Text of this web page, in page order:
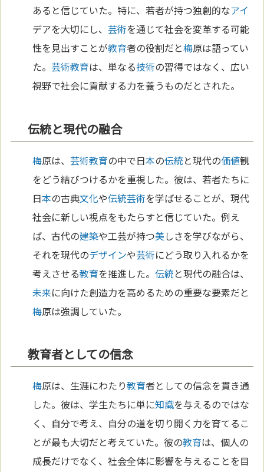
あると信じていた。特に、若者が持つ独創的なアイ
デアを大切にし、芸術を通じて社会を変革する可能
性を見出すことが教育者の役割だと梅原は語ってい
た。芸術教育は、単なる技術の習得ではなく、広い
視野で社会に貢献する力を養うものだとされた。
伝統と現代の融合
梅原は、芸術教育の中で日本の伝統と現代の価値観
をどう結びつけるかを重視した。彼は、若者たちに
日本の古典文化や伝統芸術を学ばせることが、現代
社会に新しい視点をもたらすと信じていた。例え
ば、古代の建築や工芸が持つ美しさを学びながら、
それを現代のデザインや芸術にどう取り入れるかを
考えさせる教育を推進した。伝統と現代の融合は、
未来に向けた創造力を高めるための重要な要素だと
梅原は強調していた。
教育者としての信念
梅原は、生涯にわたり教育者としての信念を貫き通
した。彼は、学生たちに単に知識を与えるのではな
く、自分で考え、自分の道を切り開く力を育てるこ
とが最も大切だと考えていた。彼の教育は、個人の
成長だけでなく、社会全体に影響を与えることを目